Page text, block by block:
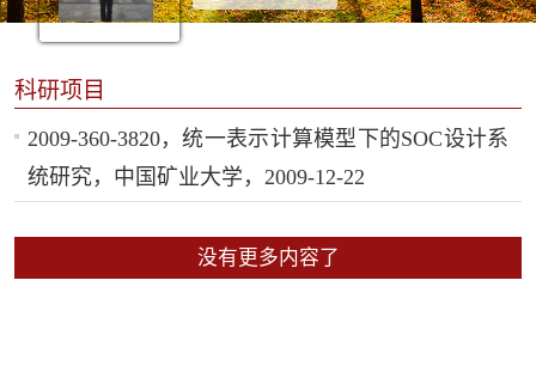
科研项目
2009-360-3820，统一表示计算模型下的SOC设计系
统研究，中国矿业大学，2009-12-22
没有更多内容了